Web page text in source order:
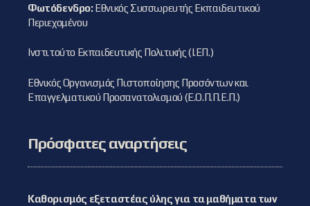
Φωτόδενδρο:Εθνικός Συσσωρευτής Εκπαιδευτικού
Περιεχομένου
Ινστιτούτο Εκπαιδευτικής Πολιτικής (Ι.ΕΠ.)
Εθνικός Οργανισμός Πιστοποίησης Προσόντων και
Επαγγελματικού Προσανατολισμού (Ε.Ο.Π.Π.Ε.Π.)
Πρόσφατες αναρτήσεις
Καθορισμός εξεταστέας ύλης για τα μαθήματα των